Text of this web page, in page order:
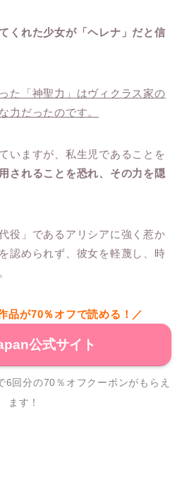
くれた少女が「ヘレナ」だと信
た「神聖力」はヴィクラス家の
力だったのです。
いますが、私生児であることを
されることを恐れ、その力を隠
役」であるアリシアに強く惹か
認められず、彼女を軽蔑し、時
品が70％オフで読める！／
公式サイト
回分の70％オフクーポンがもらえ
ます！